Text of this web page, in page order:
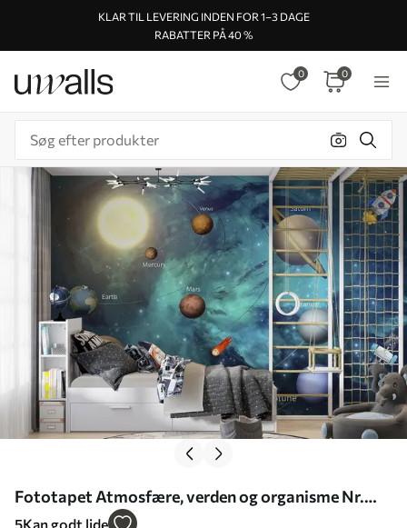
KLAR TIL LEVERING INDEN FOR 1–3 DAGE
RABATTER PÅ 40 %
0 0
Fototapet Atmosfære, verden og organisme Nr.
u09074
5Kan godt lide